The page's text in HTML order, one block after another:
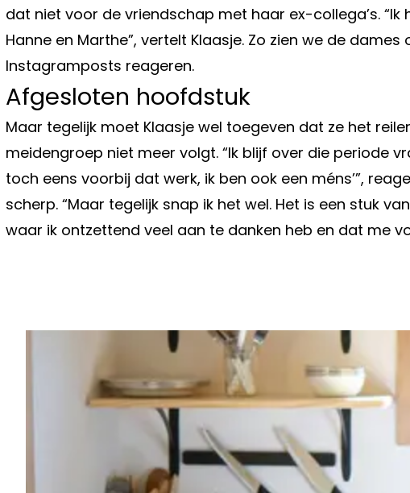
dat niet voor de vriendschap met haar ex-collega’s.
Hanne en Marthe”, vertelt Klaasje. Zo zien we de
Instagramposts reageren.
Afgesloten hoofdstuk
Maar tegelijk moet Klaasje wel toegeven dat ze het
meidengroep niet meer volgt. “Ik blijf over die periode
toch eens voorbij dat werk, ik ben ook een méns’”,
scherp. “Maar tegelijk snap ik het wel. Het is een stuk
waar ik ontzettend veel aan te danken heb en dat me
COMEBACK IN DE WIELERWERELD